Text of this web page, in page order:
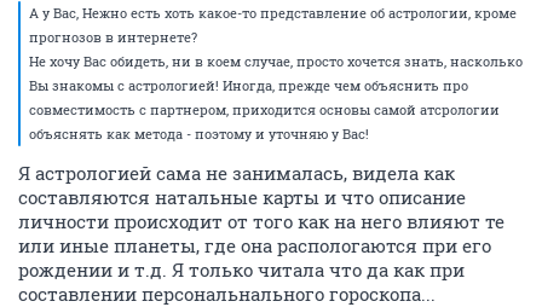
А у Вас, Нежно есть хоть какое-то представление об астрологии, кроме
прогнозов в интернете?
Не хочу Вас обидеть, ни в коем случае, просто хочется знать, насколько
Вы знакомы с астрологией! Иногда, прежде чем объяснить про
совместимость с партнером, приходится основы самой атсрологии
объяснять как метода - поэтому и уточняю у Вас!
Я астрологией сама не занималась, видела как
составляются натальные карты и что описание
личности происходит от того как на него влияют те
или иные планеты, где она распологаются при его
рождении и т.д. Я только читала что да как при
составлении персональнального гороскопа...